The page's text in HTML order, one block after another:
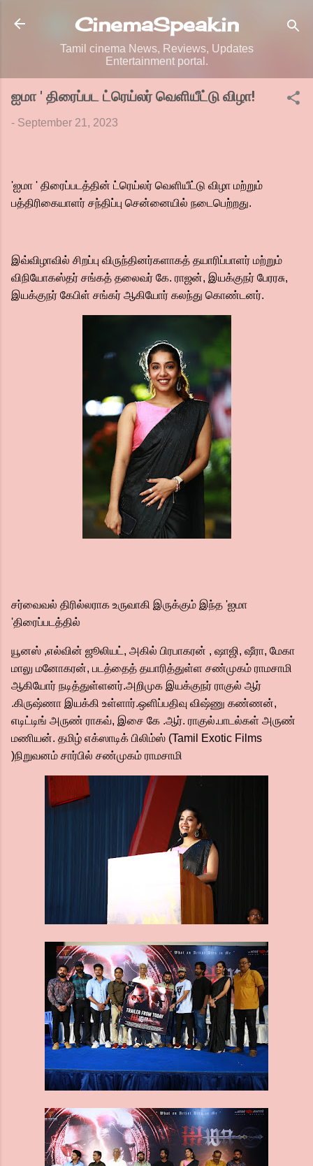
Skip to main content
CinemaSpeak.in
Tamil cinema News, Reviews, Updates
Entertainment portal.
ஐமா ' திரைப்பட ட்ரெய்லர் வெளியீட்டு விழா!
- September 21, 2023
'ஐமா ' திரைப்படத்தின் ட்ரெய்லர் வெளியீட்டு விழா மற்றும்
பத்திரிகையாளர் சந்திப்பு சென்னையில் நடைபெற்றது.
இவ்விழாவில் சிறப்பு விருந்தினர்களாகத் தயாரிப்பாளர் மற்றும்
விநியோகஸ்தர் சங்கத் தலைவர் கே. ராஜன், இயக்குநர் பேரரசு,
இயக்குநர் கேபிள் சங்கர் ஆகியோர் கலந்து கொண்டனர்.
சர்வைவல் திரில்லராக உருவாகி இருக்கும் இந்த 'ஐமா
'திரைப்படத்தில்
யூனஸ் ,எல்வின் ஜூலியட், அகில் பிரபாகரன் , ஷாஜி, ஷீரா, மேகா
மாலு மனோகரன், படத்தைத் தயாரித்துள்ள சண்முகம் ராமசாமி
ஆகியோர் நடித்துள்ளனர்.அறிமுக இயக்குநர் ராகுல் ஆர்
.கிருஷ்ணா இயக்கி உள்ளார்.ஒளிப்பதிவு விஷ்ணு கண்ணன்,
எடிட்டிங் அருண் ராகவ், இசை கே .ஆர். ராகுல்.பாடல்கள் அருண்
மணியன். தமிழ் எக்ஸாடிக் பிலிம்ஸ் (Tamil Exotic Films
)நிறுவனம் சார்பில் சண்முகம் ராமசாமி